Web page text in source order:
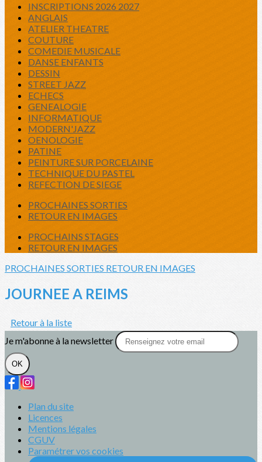
INSCRIPTIONS 2026 2027
ANGLAIS
ATELIER THEATRE
COUTURE
COMEDIE MUSICALE
DANSE ENFANTS
DESSIN
STREET JAZZ
ECHECS
GENEALOGIE
INFORMATIQUE
MODERN'JAZZ
OENOLOGIE
PATINE
PEINTURE SUR PORCELAINE
TECHNIQUE DU PASTEL
REFECTION DE SIEGE
PROCHAINES SORTIES
RETOUR EN IMAGES
PROCHAINS STAGES
RETOUR EN IMAGES
PROCHAINES SORTIES RETOUR EN IMAGES
JOURNEE A REIMS
Retour à la liste
Je m'abonne à la newsletter
OK
Plan du site
Licences
Mentions légales
CGUV
Paramétrer vos cookies